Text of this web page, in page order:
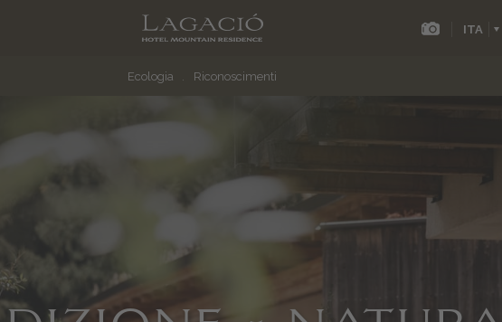
ITA
Ecologia Riconoscimenti